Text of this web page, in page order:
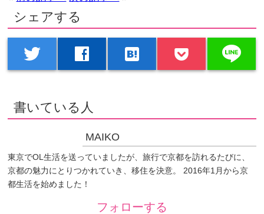
シェアする
twitter facebook hatenabookmark line
書いている人
MAIKO
東京でOL生活を送っていましたが、旅行で京都を訪れるたびに、
京都の魅力にとりつかれていき、移住を決意。 2016年1月から京
都生活を始めました！
フォローする